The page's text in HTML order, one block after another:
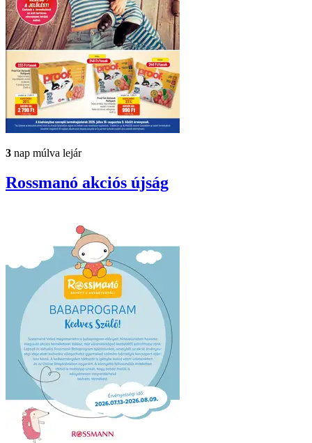
3 nap múlva lejár
Rossmanó akciós újság